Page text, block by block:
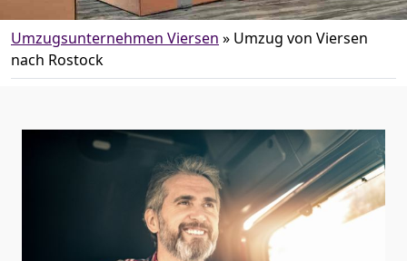
Umzugsunternehmen Viersen » Umzug von Viersen
nach Rostock